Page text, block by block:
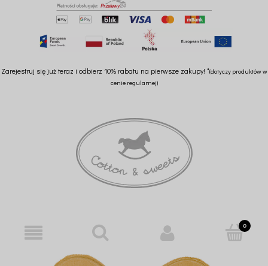
Zarejestruj się już teraz i odbierz 10% rabatu na pierwsze zakupy! *(dotyczy produktów w
cenie regularnej)